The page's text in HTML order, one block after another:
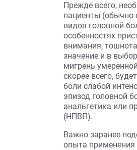
Прежде всего,
пациенты (обычно
видов головной
особенностях
внимания,
значение и в
мигрень
скорее всего,
боли слабой
эпизод головной
анальгетика или
(НПВП).
Важно заранее
опыта применения